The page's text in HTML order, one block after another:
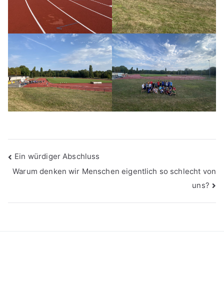
Beitragsnavigation
Ein würdiger Abschluss
Warum denken wir Menschen eigentlich so schlecht von
uns?